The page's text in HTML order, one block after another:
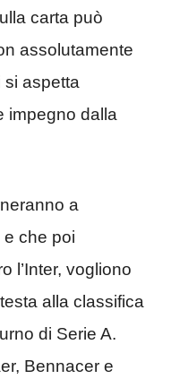
carta può
assolutamente
si aspetta
impegno dalla
a
e che poi
l’Inter, vogliono
alla classifica
di Serie A.
Bennacer e